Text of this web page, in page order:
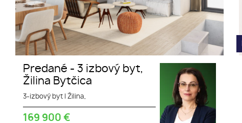
Predané - 3 izbový byt,
Žilina Bytčica
3-izbový byt Žilina,
169 900 €